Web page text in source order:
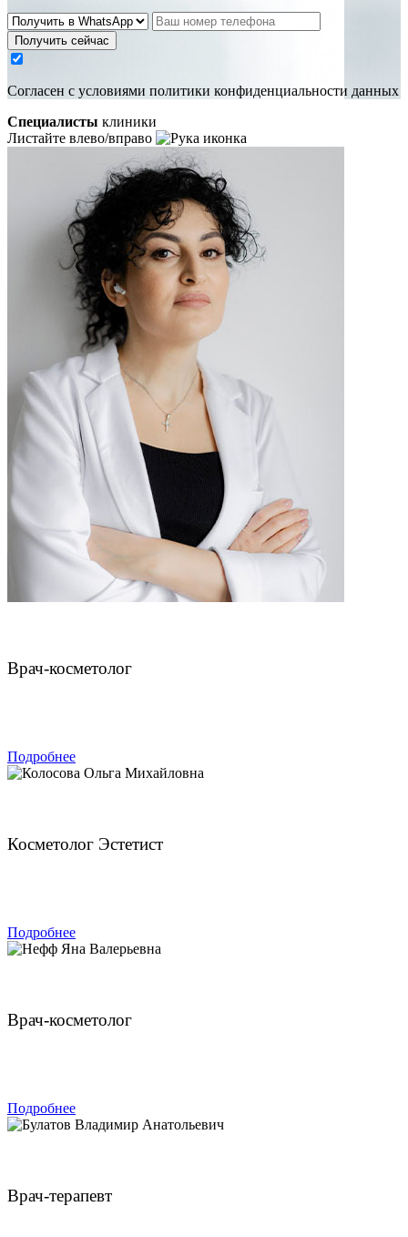
Получить сейчас
Cогласен с условиями политики конфиденциальности данных
Специалисты клиники
Листайте влево/вправо
Врач-косметолог
Подробнее
Косметолог Эстетист
Подробнее
Врач-косметолог
Подробнее
Врач-терапевт